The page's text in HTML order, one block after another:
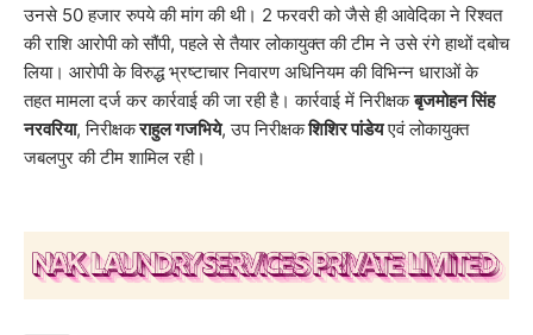
उनसे 50 हजार रुपये की मांग की थी। 2 फरवरी को जैसे ही आवेदिका ने रिश्वत
की राशि आरोपी को सौंपी, पहले से तैयार लोकायुक्त की टीम ने उसे रंगे हाथों दबोच
लिया। आरोपी के विरुद्ध भ्रष्टाचार निवारण अधिनियम की विभिन्न धाराओं के
तहत मामला दर्ज कर कार्रवाई की जा रही है। कार्रवाई में निरीक्षकबृजमोहन सिंह
नरवरिया, निरीक्षकराहुल गजभिये, उप निरीक्षकशिशिर पांडेयएवं लोकायुक्त
जबलपुर की टीम शामिल रही।